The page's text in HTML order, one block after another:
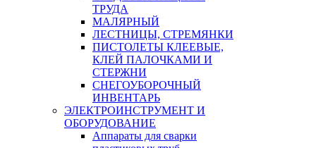
ТРУДА
МАЛЯРНЫЙ
ЛЕСТНИЦЫ, СТРЕМЯНКИ
ПИСТОЛЕТЫ КЛЕЕВЫЕ,
КЛЕЙ ПАЛОЧКАМИ И
СТЕРЖНИ
СНЕГОУБОРОЧНЫЙ
ИНВЕНТАРЬ
ЭЛЕКТРОИНСТРУМЕНТ И
ОБОРУДОВАНИЕ
Аппараты для сварки